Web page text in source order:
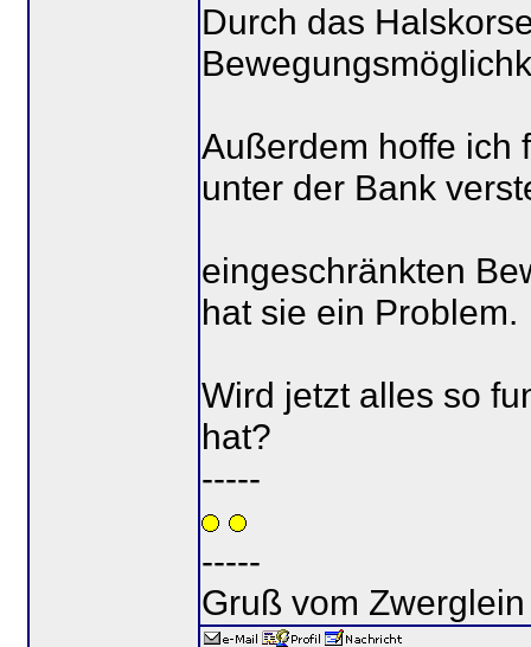
Durch das
Außerdem hoffe ich
unter der Bank
eingeschränkten
hat sie ein Problem.
Wird jetzt alles so
hat?
-----
-----
Gruß vom Zwerglein